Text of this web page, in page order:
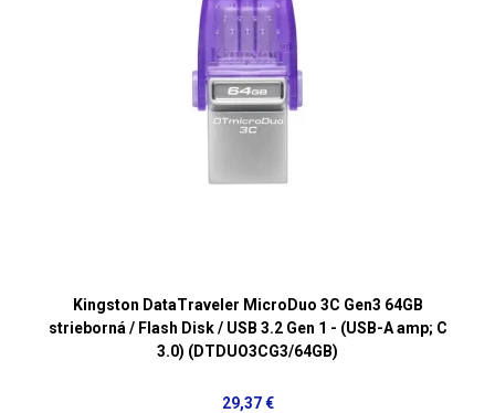
Kingston DataTraveler MicroDuo 3C Gen3 64GB
strieborná / Flash Disk / USB 3.2 Gen 1 - (USB-A amp; C
3.0) (DTDUO3CG3/64GB)
29,37 €